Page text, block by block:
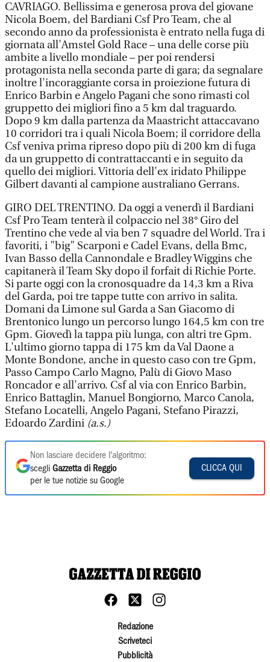
CAVRIAGO. Bellissima e generosa prova del giovane
Nicola Boem, del Bardiani Csf Pro Team, che al
secondo anno da professionista è entrato nella fuga di
giornata all'Amstel Gold Race – una delle corse più
ambite a livello mondiale – per poi rendersi
protagonista nella seconda parte di gara; da segnalare
inoltre l'incoraggiante corsa in proiezione futura di
Enrico Barbin e Angelo Pagani che sono rimasti col
gruppetto dei migliori fino a 5 km dal traguardo.
Dopo 9 km dalla partenza da Maastricht attaccavano
10 corridori tra i quali Nicola Boem; il corridore della
Csf veniva prima ripreso dopo più di 200 km di fuga
da un gruppetto di contrattaccanti e in seguito da
quello dei migliori. Vittoria dell'ex iridato Philippe
Gilbert davanti al campione australiano Gerrans.
GIRO DEL TRENTINO. Da oggi a venerdì il Bardiani
Csf Pro Team tenterà il colpaccio nel 38° Giro del
Trentino che vede al via ben 7 squadre del World. Tra i
favoriti, i "big" Scarponi e Cadel Evans, della Bmc,
Ivan Basso della Cannondale e Bradley Wiggins che
capitanerà il Team Sky dopo il forfait di Richie Porte.
Si parte oggi con la cronosquadre da 14,3 km a Riva
del Garda, poi tre tappe tutte con arrivo in salita.
Domani da Limone sul Garda a San Giacomo di
Brentonico lungo un percorso lungo 164,5 km con tre
Gpm. Giovedì la tappa più lunga, con altri tre Gpm.
L'ultimo giorno tappa di 175 km da Val Daone a
Monte Bondone, anche in questo caso con tre Gpm,
Passo Campo Carlo Magno, Palù di Giovo Maso
Roncador e all'arrivo. Csf al via con Enrico Barbin,
Enrico Battaglin, Manuel Bongiorno, Marco Canola,
Stefano Locatelli, Angelo Pagani, Stefano Pirazzi,
Edoardo Zardini (a.s.)
Non lasciare decidere l'algoritmo:
scegli Gazzetta di Reggio
per le tue notizie su Google
CLICCA QUI
Redazione
Scriveteci
Pubblicità